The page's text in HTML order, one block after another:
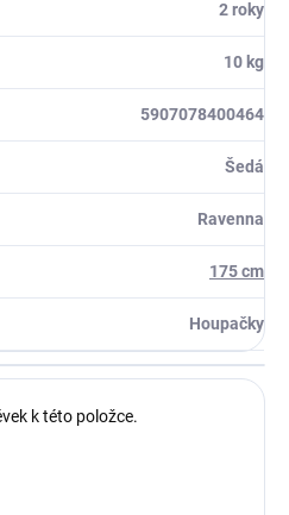
2 roky
10 kg
5907078400464
Šedá
Ravenna
175 cm
Houpačky
k této položce.